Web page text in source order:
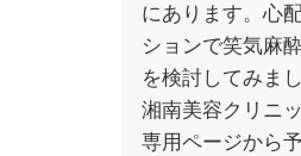
にあります。心
ションで笑気麻
を検討してみまし
湘南美容クリニ
専用ページから